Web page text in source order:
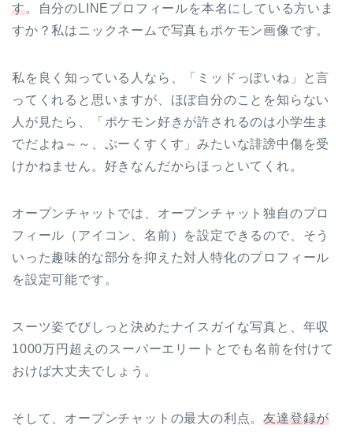
す。自分のLINEプロフィールを本名にしている方いま
すか？私はニックネームで写真もポケモン画像です。
私を良く知っている人なら、「ミッドっぽいね」と言
ってくれると思いますが、ほぼ自分のことを知らない
人が見たら、「ポケモン好きが許されるのは小学生ま
でだよね～～、ぷーくすくす」みたいな誹謗中傷を受
けかねません。好きなんだからほっといてくれ。
オープンチャットでは、オープンチャット独自のプロ
フィール（アイコン、名前）を設定できるので、そう
いった趣味的な部分を抑えた対人特化のプロフィール
を設定可能です。
スーツ姿でびしっと決めたナイスガイな写真と、年収
1000万円超えのスーパーエリートとでも名前を付けて
おけば大丈夫でしょう。
そして、オープンチャットの最大の利点。友達登録が